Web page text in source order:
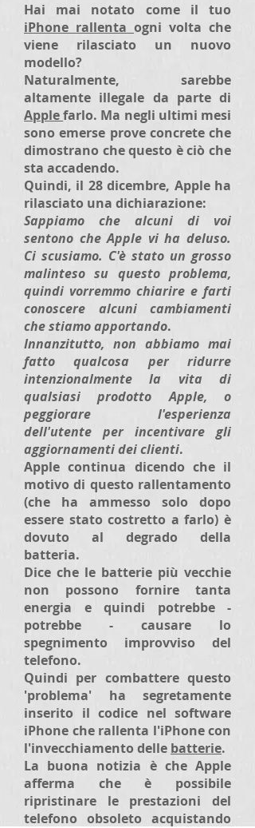
Hai mai notato come il tuo
iPhone rallenta ogni volta che
viene rilasciato un nuovo
modello?
Naturalmente, sarebbe
altamente illegale da parte di
Applefarlo. Ma negli ultimi mesi
sono emerse prove concrete che
dimostrano che questo è ciò che
sta accadendo.
Quindi, il 28 dicembre, Apple ha
rilasciato una dichiarazione:
Sappiamo che alcuni di voi
sentono che Apple vi ha deluso.
Ci scusiamo. C'è stato un grosso
malinteso su questo problema,
quindi vorremmo chiarire e farti
conoscere alcuni cambiamenti
che stiamo apportando.
Innanzitutto, non abbiamo mai
fatto qualcosa per ridurre
intenzionalmente la vita di
qualsiasi prodotto Apple, o
peggiorare l'esperienza
dell'utente per incentivare gli
aggiornamenti dei clienti.
Apple continua dicendo che il
motivo di questo rallentamento
(che ha ammesso solo dopo
essere stato costretto a farlo) è
dovuto al degrado della
batteria.
Dice che le batterie più vecchie
non possono fornire tanta
energia e quindi potrebbe -
potrebbe - causare lo
spegnimento improvviso del
telefono.
Quindi per combattere questo
'problema' ha segretamente
inserito il codice nel software
iPhone che rallenta l'iPhone con
l'invecchiamento delle batterie.
La buona notizia è che Apple
afferma che è possibile
ripristinare le prestazioni del
telefono obsoleto acquistando